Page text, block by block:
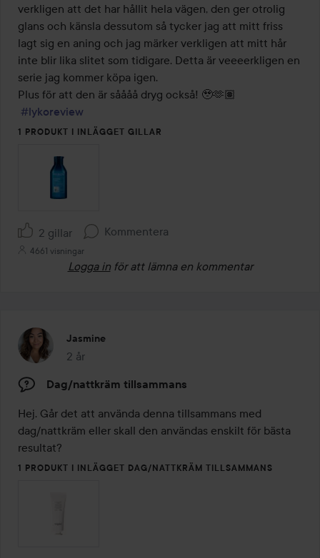
verkligen att det har hållit hela vägen, den ger otrolig
glans och känsla dessutom så tycker jag att mitt friss
lagt sig en aning och jag märker verkligen att mitt hår
inte blir lika slitet som tidigare. Detta är veeeerkligen en
serie jag kommer köpa igen.
Plus för att den är såååå dryg också! 🥹🫶🏽
#lykoreview
1 PRODUKT I INLÄGGET GILLAR
2 gillar Kommentera
4661 visningar
Logga in för att lämna en kommentar
Jasmine
2 år
Inlägget skapades 2 år
Dag/nattkräm tillsammans
Hej. Går det att använda denna tillsammans med
dag/nattkräm eller skall den användas enskilt för bästa
resultat?
1 PRODUKT I INLÄGGET DAG/NATTKRÄM TILLSAMMANS